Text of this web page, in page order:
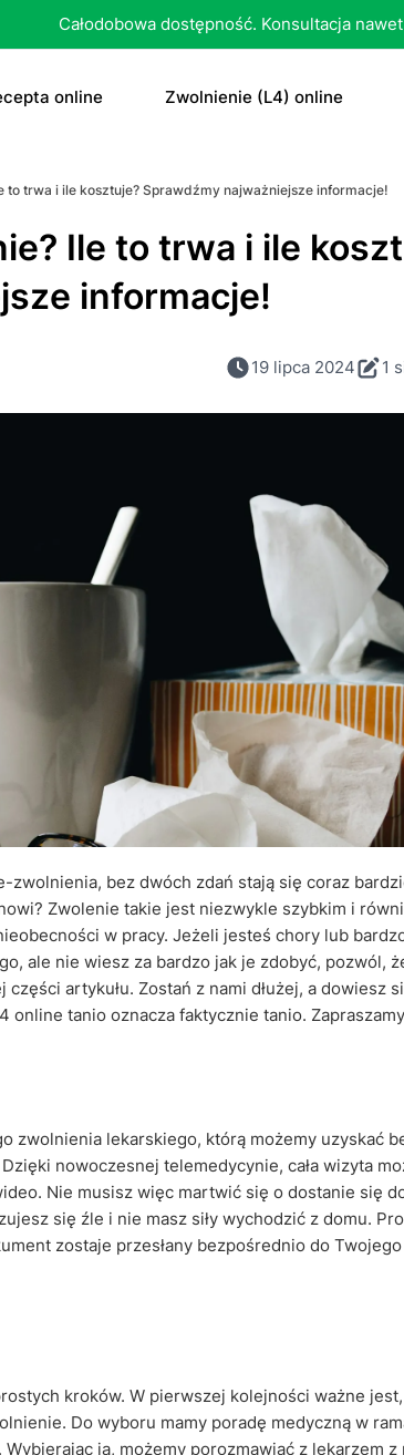
Całodobowa dostępność. Konsultacja
online Zwolnienie (L4) online
trwa i ile kosztuje? Sprawdźmy najważniejsze informacje!
Ile to trwa i ile
informacje!
19 lipca 2024 1
bez dwóch zdań stają się coraz
Zwolenie takie jest niezwykle szybkim i
w pracy. Jeżeli jesteś chory lub
ale nie wiesz za bardzo jak je zdobyć, pozwól,
artykułu. Zostań z nami dłużej, a dowiesz
online tanio oznacza faktycznie tanio.
zwolnienia lekarskiego, którą możemy uzyskać
nowoczesnej telemedycynie, cała wizyta
Nie musisz więc martwić się o dostanie się
się źle i nie masz siły wychodzić z domu.
zostaje przesłany bezpośrednio do
kroków. W pierwszej kolejności ważne
Do wyboru mamy poradę medyczną w
ją, możemy porozmawiać z lekarzem z